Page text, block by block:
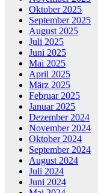
Oktober 2025
September 2025
August 2025
Juli 2025
Juni 2025
Mai 2025
April 2025
März 2025
Februar 2025
Januar 2025
Dezember 2024
November 2024
Oktober 2024
September 2024
August 2024
Juli 2024
Juni 2024